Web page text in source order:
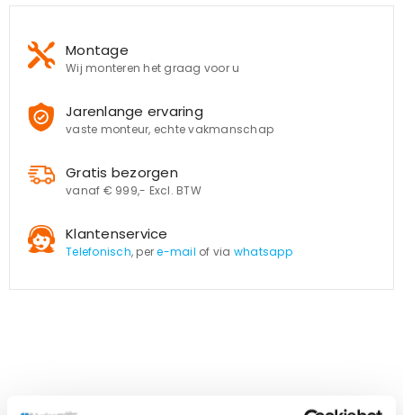
Montage
Wij monteren het graag voor u
Jarenlange ervaring
vaste monteur, echte vakmanschap
Gratis bezorgen
vanaf € 999,- Excl. BTW
Klantenservice
Telefonisch, pere-mail of via whatsapp